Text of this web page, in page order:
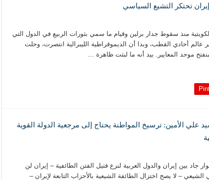
تحتكر التشيع السياسي
منذ سقوط جدار برلين وقيام ما سمي بثورات الربيع في الدول التي
عالم أحادي القطب، وبدا أن الديموقراطية الليبرالية انتصرت، وحلت
موحد المعايير. بيد أنه ما لبثت ظاهرة …
علي الأمين: ترسيخ المواطنة يحتاج إلى مرجعية الدولة القوية
جاد بين إيران والدول العربية لنزع فتيل الفتن الطائفية – إيران لن
– لا يصح اختزال الطائفة الشيعية بالأحزاب التابعة لإيران –